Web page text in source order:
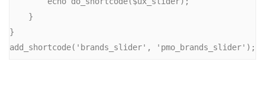
}
add_shortcode('brands_slider', 'pmo_brands_slider');